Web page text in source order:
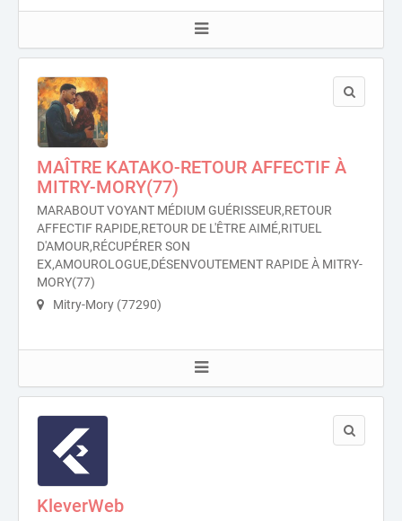
MAÎTRE KATAKO-RETOUR AFFECTIF À
MITRY-MORY(77)
MARABOUT VOYANT MÉDIUM GUÉRISSEUR,RETOUR
AFFECTIF RAPIDE,RETOUR DE L'ÊTRE AIMÉ,RITUEL
D'AMOUR,RÉCUPÉRER SON
EX,AMOUROLOGUE,DÉSENVOUTEMENT RAPIDE À MITRY-
MORY(77)
Mitry-Mory (77290)
KleverWeb